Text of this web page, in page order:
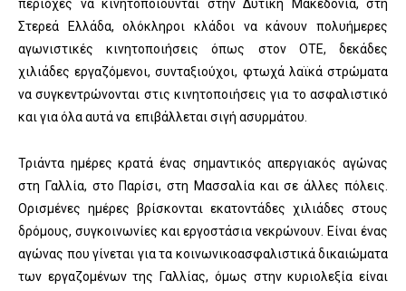
περιοχές να κινητοποιούνται στην Δυτική Μακεδονία, στη
Στερεά Ελλάδα, ολόκληροι κλάδοι να κάνουν πολυήμερες
αγωνιστικές κινητοποιήσεις όπως στον ΟΤΕ, δεκάδες
χιλιάδες εργαζόμενοι, συνταξιούχοι, φτωχά λαϊκά στρώματα
να συγκεντρώνονται στις κινητοποιήσεις για το ασφαλιστικό
και για όλα αυτά να επιβάλλεται σιγή ασυρμάτου.
Τριάντα ημέρες κρατά ένας σημαντικός απεργιακός αγώνας
στη Γαλλία, στο Παρίσι, στη Μασσαλία και σε άλλες πόλεις.
Ορισμένες ημέρες βρίσκονται εκατοντάδες χιλιάδες στους
δρόμους, συγκοινωνίες και εργοστάσια νεκρώνουν. Είναι ένας
αγώνας που γίνεται για τα κοινωνικοασφαλιστικά δικαιώματα
των εργαζομένων της Γαλλίας, όμως στην κυριολεξία είναι